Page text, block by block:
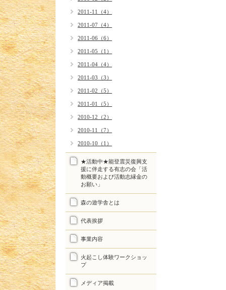
2011-11（4）
2011-07（4）
2011-06（6）
2011-05（1）
2011-04（4）
2011-03（3）
2011-02（5）
2011-01（5）
2010-12（2）
2010-11（7）
2010-10（1）
★活動中★能登震災復興支
援に伴走する有志の会「活
動概要および活動志縁金の
お願い」
森の遊学舎とは
代表挨拶
事業内容
火起こし体験ワークショッ
プ
メディア掲載